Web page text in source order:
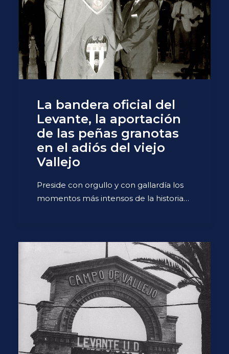
La bandera oficial del
Levante, la aportación
de las peñas granotas
en el adiós del viejo
Vallejo
Preside con orgullo y con gallardía los
momentos más intensos de la historia…